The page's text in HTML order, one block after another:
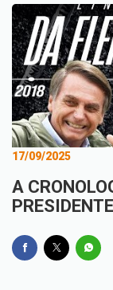
17/09/2025
A